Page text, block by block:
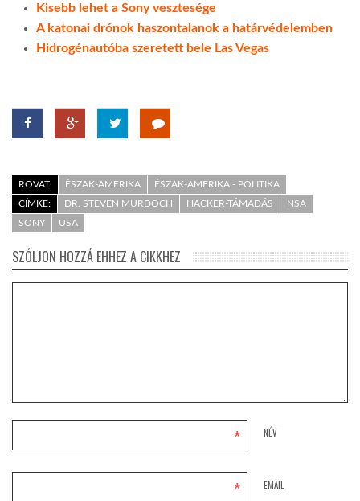
Kisebb lehet a Sony vesztesége
A katonai drónok haszontalanok a határvédelemben
Hidrogénautóba szeretett bele Las Vegas
ROVAT: ÉSZAK-AMERIKA
ÉSZAK-AMERIKA - POLITIKA
CÍMKE:
DR. STEVEN MURDOCH HACKER-TÁMADÁS
NSA
SONY
USA
SZÓLJON HOZZÁ EHHEZ A CIKKHEZ
NÉV
*
EMAIL
*